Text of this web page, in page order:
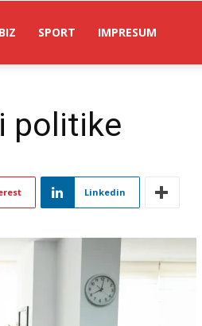
SPORT IMPRESUM
politike
Linkedin